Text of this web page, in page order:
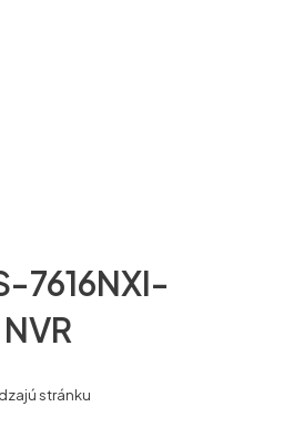
7616NXI-
stránku